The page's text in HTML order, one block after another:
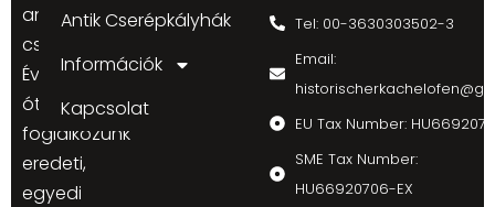
antik
cserépkályhák.
Évek
óta
foglalkozunk
eredeti,
egyedi
Antik Cserépkályhák
Információk
Kapcsolat
Tel: 00-3630303502-3
Email:
EU Tax Number:
SME Tax Number:
HU66920706-EX